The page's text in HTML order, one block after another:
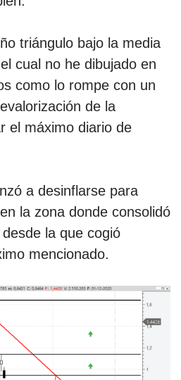
triángulo bajo la media
cual no he dibujado en
como lo rompe con un
de la
el máximo diario de
a desinflarse para
la zona donde consolidó
la que cogió
mencionado.